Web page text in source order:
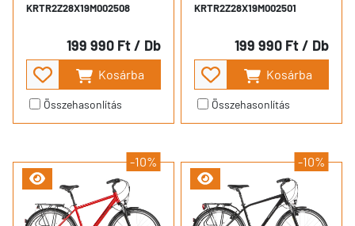
KRTR2Z28X19M002508
199 990 Ft/ Db
Kosárba
Összehasonlítás
KRTR2Z28X19M002501
199 990 Ft/ Db
Kosárba
Összehasonlítás
-10% -10%